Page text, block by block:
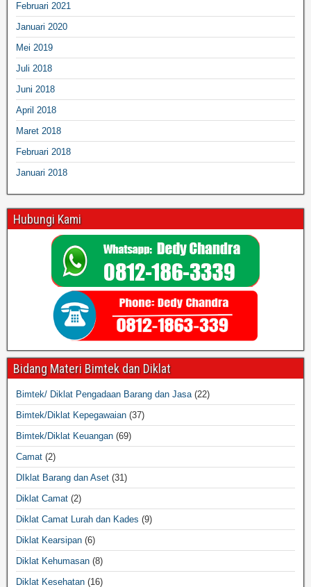
Februari 2021
Januari 2020
Mei 2019
Juli 2018
Juni 2018
April 2018
Maret 2018
Februari 2018
Januari 2018
Hubungi Kami
Bidang Materi Bimtek dan Diklat
Bimtek/ Diklat Pengadaan Barang dan Jasa(22)
Bimtek/Diklat Kepegawaian (37)
Bimtek/Diklat Keuangan (69)
Camat (2)
DIklat Barang dan Aset (31)
Diklat Camat (2)
Diklat Camat Lurah dan Kades (9)
Diklat Kearsipan (6)
Diklat Kehumasan (8)
Diklat Kesehatan (16)